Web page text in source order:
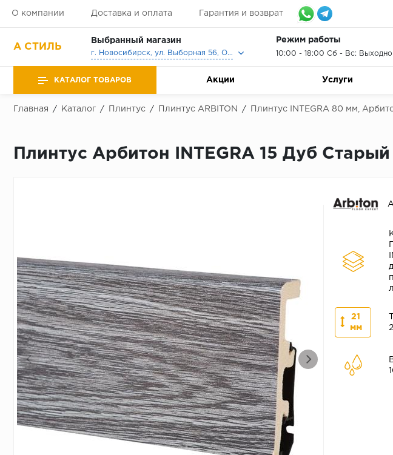
О компании Доставка и оплата Гарантия и возврат
А СТИЛЬ
Выбранный магазин
г. Новосибирск, ул. Выборная 56, Офис, Выставочный зал
Режим работы
10:00 - 18:00 Сб - Вс:
КАТАЛОГ ТОВАРОВ Акции Услуги
Главная / Каталог / Плинтус / Плинтус ARBITON / Плинтус INTEGRA 80 мм,
Плинтус Арбитон INTEGRA 15 Дуб Старый
21
мм